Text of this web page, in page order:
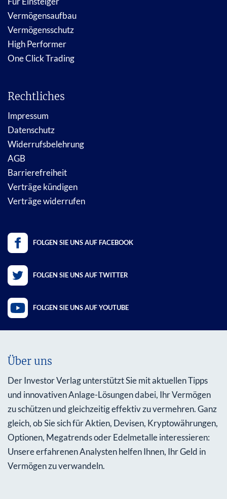
Vermögensaufbau
Vermögensschutz
High Performer
One Click Trading
Rechtliches
Impressum
Datenschutz
Widerrufsbelehrung
AGB
Barrierefreiheit
Verträge kündigen
Verträge widerrufen
FOLGEN SIE UNS AUF FACEBOOK
FOLGEN SIE UNS AUF TWITTER
FOLGEN SIE UNS AUF YOUTUBE
Über uns
Der Investor Verlag unterstützt Sie mit aktuellen Tipps
und innovativen Anlage-Lösungen dabei, Ihr Vermögen
zu schützen und gleichzeitig effektiv zu vermehren. Ganz
gleich, ob Sie sich für Aktien, Devisen, Kryptowährungen,
Optionen, Megatrends oder Edelmetalle interessieren:
Unsere erfahrenen Analysten helfen Ihnen, Ihr Geld in
Vermögen zu verwandeln.